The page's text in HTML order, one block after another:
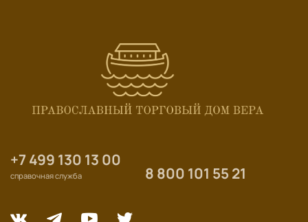
+7 499 130 13 00
справочная служба 8 800 101 55 21